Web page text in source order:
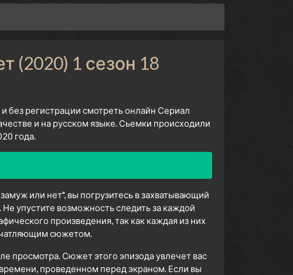
(2020) 1 сезон 18
без регистрации смотреть онлайн Сериал
и на русском языке. Сьемки происходили
года.
или нет", вы погрузитесь в захватывающий
упустите возможность следить за каждой
произведения, так как каждая из них
сюжетом.
просмотра. Сюжет этого эпизода увлечет вас
проведенном перед экраном. Если вы